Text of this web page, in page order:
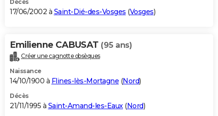
Décès
17/06/2002 à Saint-Dié-des-Vosges (Vosges)
Emilienne CABUSAT (95 ans)
Créer une cagnotte obsèques
Naissance
14/10/1900 à Flines-lès-Mortagne (Nord)
Décès
21/11/1995 à Saint-Amand-les-Eaux(Nord)